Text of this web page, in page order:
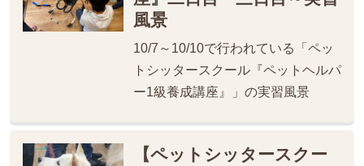
風景
10/7～10/10で行われている「ペッ
トシッタースクール『ペットヘルパ
ー1級養成講座』」の実習風景
【ペットシッタースクー